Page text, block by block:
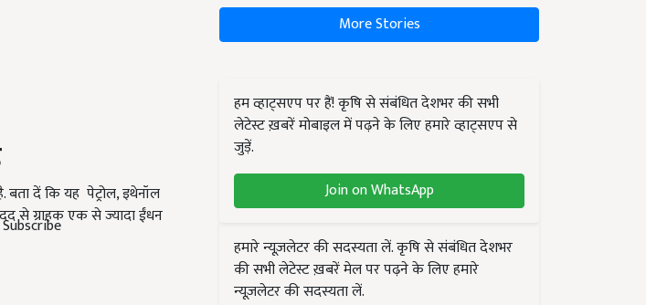
Subscribe
दें कि यह पेट्रोल, इथेनॉल
से ग्राहक एक से ज्यादा ईंधन
More Stories
हम व्हाट्सएप पर हैं! कृषि से संबंधित देशभर की सभी
लेटेस्ट ख़बरें मोबाइल में पढ़ने के लिए हमारे व्हाट्सएप से
जुड़ें.
Join on WhatsApp
हमारे न्यूज़लेटर की सदस्यता लें. कृषि से संबंधित देशभर
की सभी लेटेस्ट ख़बरें मेल पर पढ़ने के लिए हमारे
न्यूज़लेटर की सदस्यता लें.